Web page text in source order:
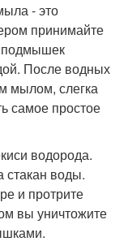
- это
принимайте
подмышек
После водных
мылом, слегка
самое простое
водорода.
стакан воды.
и протрите
вы уничтожите